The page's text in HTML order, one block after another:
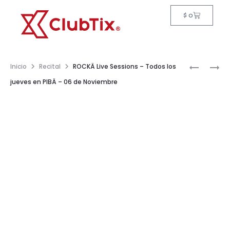
$0
Inicio Recital
ROCKÄ Live Sessions – Todos los
jueves en PIBÄ – 06 de Noviembre